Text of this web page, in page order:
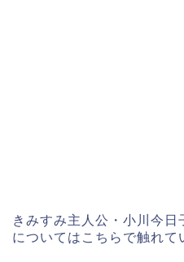
きみすみ主人公・小川今
についてはこちらで触れ